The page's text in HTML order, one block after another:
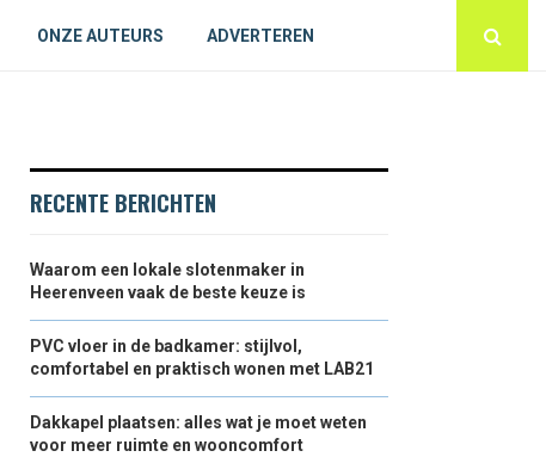
ONZE AUTEURS ADVERTEREN
RECENTE BERICHTEN
Waarom een lokale slotenmaker in
Heerenveen vaak de beste keuze is
PVC vloer in de badkamer: stijlvol,
comfortabel en praktisch wonen met LAB21
Dakkapel plaatsen: alles wat je moet weten
voor meer ruimte en wooncomfort